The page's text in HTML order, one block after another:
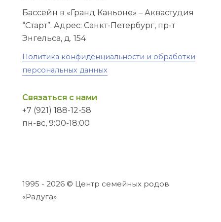
Бассейн в «Гранд Каньоне» – Аквастудия
“Старт”. Адрес: Санкт-Петербург, пр-т
Энгельса, д. 154
Политика конфиденциальности и обработки
персональных данных
Связаться с нами
+7 (921) 188-12-58
пн-вс, 9:00-18:00
1995 - 2026 © Центр семейных родов
«Радуга»